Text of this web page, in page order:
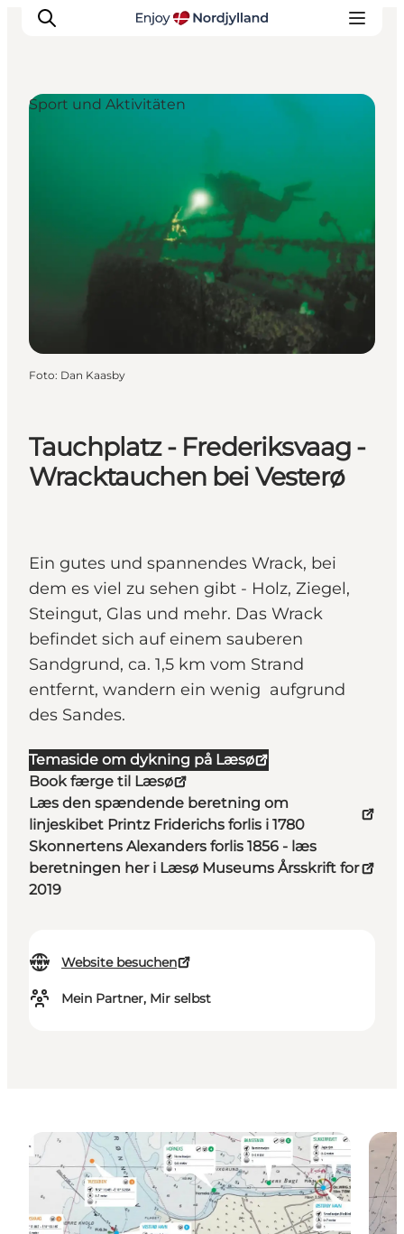
Veranstaltungen
Für Kinder
Tauchplatz - Frederiksvaag -
Wracktauchen bei Vesterø
Ein gutes und spannendes Wrack, bei
dem es viel zu sehen gibt - Holz, Ziegel,
Steingut, Glas und mehr. Das Wrack
befindet sich auf einem sauberen
Sandgrund, ca. 1,5 km vom Strand
entfernt, wandern ein wenig aufgrund
des Sandes.
Temaside om dykning på Læsø
Book færge til Læsø
Læs den spændende beretning om
linjeskibet Printz Friderichs forlis i 1780
Skonnertens Alexanders forlis 1856 - læs
beretningen her i Læsø Museums Årsskrift for
2019
Website besuchen
Mein Partner, Mir selbst
Sport und Aktivitäten
Foto: Dan Kaasby